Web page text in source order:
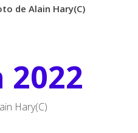
de Alain Hary(C)